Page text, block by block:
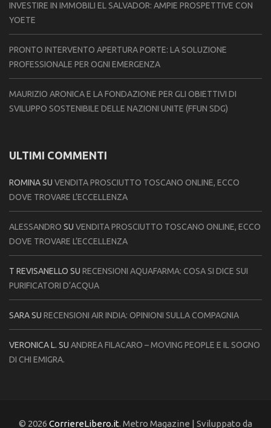
INVESTIRE IN IMMOBILI EL SALVADOR: AMPIE PROSPETTIVE CON
YOETE
PRONTO INTERVENTO APERTURA PORTE: LA SOLUZIONE
PROFESSIONALE PER OGNI EMERGENZA
MAURIZIO ARONICA E LA FONDAZIONE PER GLI OBIETTIVI DI
SVILUPPO SOSTENIBILE DELLE NAZIONI UNITE (FFUN SDG)
ULTIMI COMMENTI
ROMINASU VENDITA PROSCIUTTO TOSCANO ONLINE, ECCO
DOVE TROVARE L’ECCELLENZA
ALESSANDRO SU VENDITA PROSCIUTTO TOSCANO ONLINE, ECCO
DOVE TROVARE L’ECCELLENZA
T REVISANELLO SU RECENSIONI AQUAFARMA: COSA SI DICE SUI
PURIFICATORI D’ACQUA
SARASU RECENSIONI AIR INDIA: OPINIONI SULLA COMPAGNIA
VERONICA L. SU ANDREA FILACARO – MOVING PEOPLE E IL SOGNO
DI CHI EMIGRA.
© 2026 CorriereLibero.it. Metro Magazine | Sviluppato da